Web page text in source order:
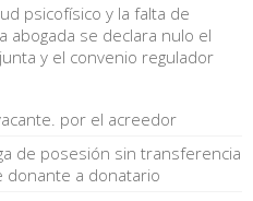
psicofísico y la falta de
abogada se declara nulo el
y el convenio regulador
por el acreedor
de posesión sin transferencia
donante a donatario